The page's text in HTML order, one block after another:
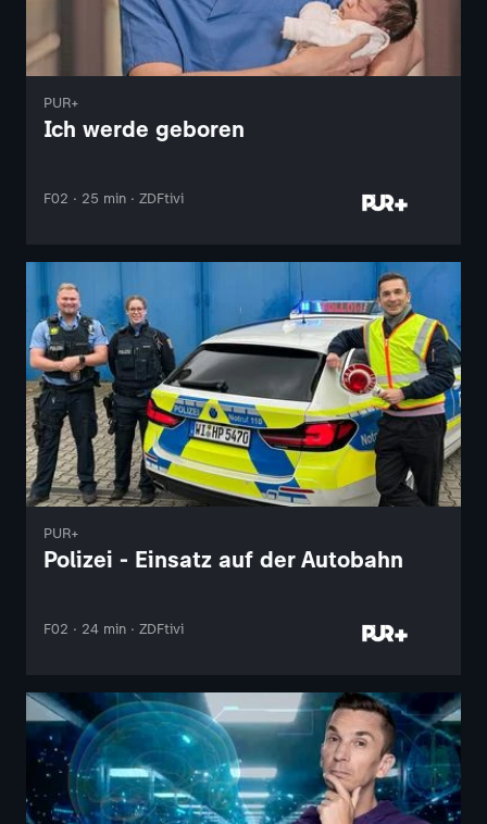
PUR+
Ich werde geboren
F02 · 25 min · ZDFtivi
PUR+
Polizei - Einsatz auf der Autobahn
F02 · 24 min · ZDFtivi